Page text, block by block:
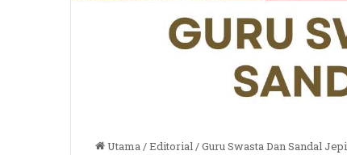
Utama/Editorial/Guru Swasta Dan Sandal